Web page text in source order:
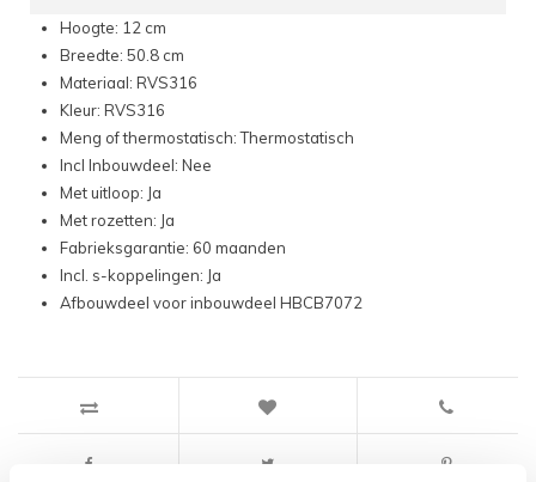
Hoogte: 12 cm
Breedte: 50.8 cm
Materiaal: RVS316
Kleur: RVS316
Meng of thermostatisch: Thermostatisch
Incl Inbouwdeel: Nee
Met uitloop: Ja
Met rozetten: Ja
Fabrieksgarantie: 60 maanden
Incl. s-koppelingen: Ja
Afbouwdeel voor inbouwdeel HBCB7072